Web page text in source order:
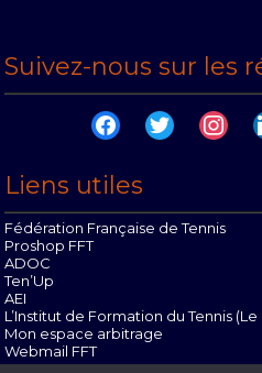
Suivez-nous sur les
facebooktwitter
Liens utiles
Fédération Française de Tennis
Proshop FFT
ADOC
Ten’Up
AEI
L’Institut de Formation du Tennis (Le
Mon espace arbitrage
Webmail FFT